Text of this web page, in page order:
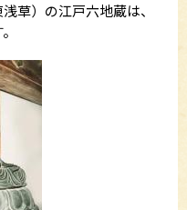
草）の江戸六地蔵は、